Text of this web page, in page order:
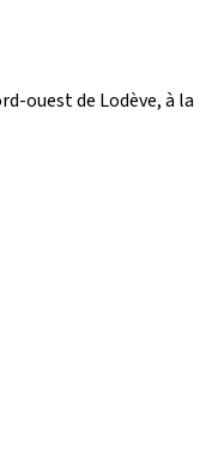
ouest de Lodève, à la